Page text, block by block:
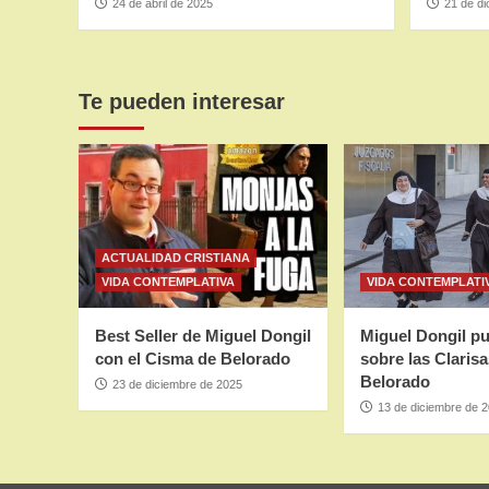
24 de abril de 2025 21 de
Te pueden interesar
ACTUALIDAD CRISTIANA
VIDA CONTEMPLATIVA
Best Seller de Miguel Dongil
con el Cisma de Belorado
23 de diciembre de 2025
VIDA
Miguel Dongil
sobre las
Belorado
13 de diciembre de